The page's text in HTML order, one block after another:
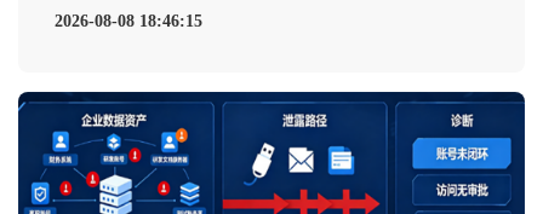
2026-08-08 18:46:15